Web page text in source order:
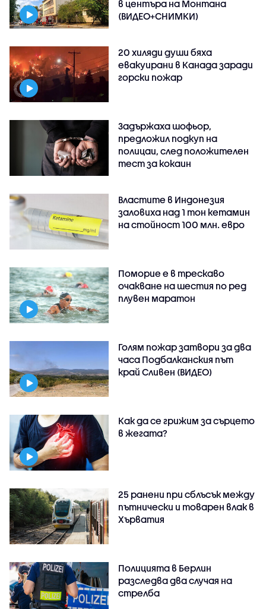
в центъра на Монтана
(ВИДЕО+СНИМКИ)
20 хиляди души бяха
евакуирани в Канада заради
горски пожар
Задържаха шофьор,
предложил подкуп на
полицаи, след положителен
тест за кокаин
Властите в Индонезия
заловиха над 1 тон кетамин
на стойност 100 млн. евро
Поморие е в трескаво
очакване на шестия по ред
плувен маратон
Голям пожар затвори за два
часа Подбалканския път
край Сливен (ВИДЕО)
Как да се грижим за сърцето
в жегата?
25 ранени при сблъсък между
пътнически и товарен влак в
Хърватия
Полицията в Берлин
разследва два случая на
стрелба